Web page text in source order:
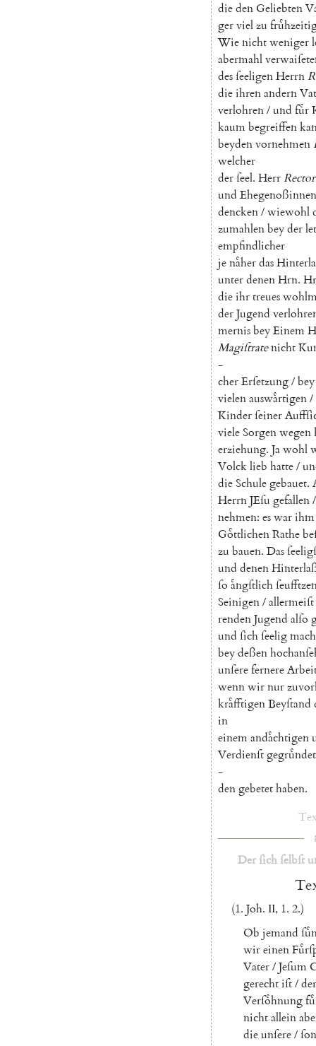
dieden Geliebten
gervielzu
Wienichtweniger
abermahl
desſeeligenHerrn
dieihrenandern
verlohren/und fuͤr
kaumbegreiffen
beydenvornehmen
welcher
derſeel. HerrRector
und Ehegenoßinnen
dencken/wiewohl
zumahlenbeyder
empfindlicher
jenaͤherdas
unterdenenHrn.
dieihrtreues
derJugend
mernisbeyEinem
Magiſtratenicht
-
cherErſetzung/bey
vielenauswaͤrtigen/
Kinderſeiner
vieleSorgenwegen
erziehung. Jawohl
Volcklieb hatte/
dieSchulegebauet.
HerrnJEſu gefallen/
nehmen: eswarihm
GoͤttlichenRathe
zu bauen. Das
und denen
ſo aͤngſtlich
Seinigen/allermeiſt
rendenJugend alſo
und ſichſeelig
beydeßen
unſerefernere
wennwirnur
kraͤfftigenBeyſtand
in
einemandaͤchtigen
Verdienſt
-
dengebetethaben.
Der ſich ſelbſt
(1. Joh. II, 1. 2.)
Ob jemand
wireinen
Vater/Jeſum
gerechtiſt/
Verſoͤhnung
nichtallein
dieunſere/